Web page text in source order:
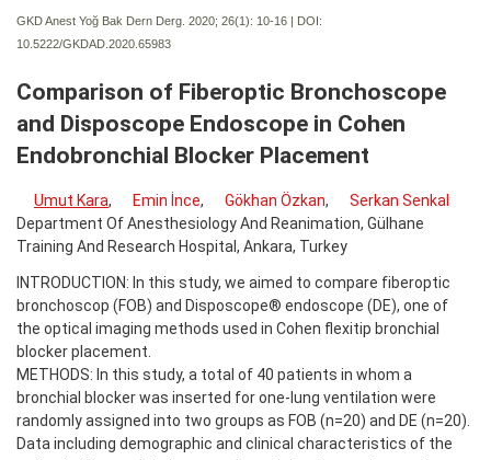
GKD Anest Yoğ Bak Dern Derg. 2020; 26(1): 10-16 | DOI:
10.5222/GKDAD.2020.65983
Comparison of Fiberoptic Bronchoscope
and Disposcope Endoscope in Cohen
Endobronchial Blocker Placement
Umut Kara, Emin İnce, Gökhan Özkan,
Serkan Senkal
Department Of Anesthesiology And Reanimation, Gülhane
Training And Research Hospital, Ankara, Turkey
INTRODUCTION: In this study, we aimed to compare fiberoptic
bronchoscop (FOB) and Disposcope® endoscope (DE), one of
the optical imaging methods used in Cohen flexitip bronchial
blocker placement.
METHODS: In this study, a total of 40 patients in whom a
bronchial blocker was inserted for one-lung ventilation were
randomly assigned into two groups as FOB (n=20) and DE (n=20).
Data including demographic and clinical characteristics of the